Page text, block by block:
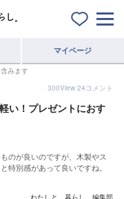
マイページ
みます
300View 24コメント
い！プレゼントにおす
のが良いのですが、木製やス
特別感があって良いですね。
わたしと、暮らし。編集部